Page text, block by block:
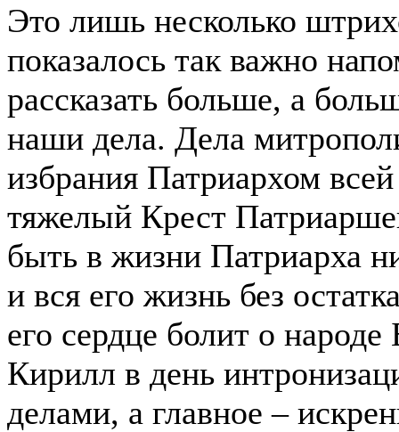
Это лишь несколько
показалось так важно
рассказать больше, а
наши дела. Дела
избрания Патриархом
тяжелый Крест
быть в жизни Патриарха
и вся его жизнь без
его сердце болит о
Кирилл в день
делами, а главное –